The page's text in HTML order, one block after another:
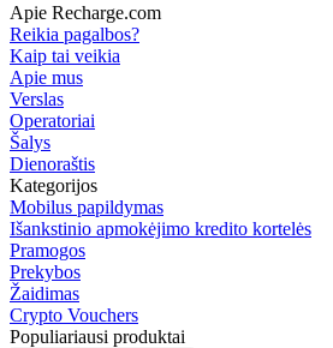
Apie Recharge.com
Reikia pagalbos?
Kaip tai veikia
Apie mus
Verslas
Operatoriai
Šalys
Dienoraštis
Kategorijos
Mobilus papildymas
Išankstinio apmokėjimo kredito kortelės
Pramogos
Prekybos
Žaidimas
Crypto Vouchers
Populiariausi produktai